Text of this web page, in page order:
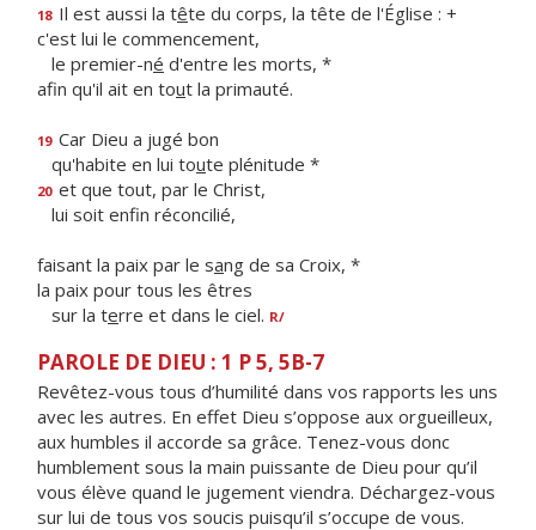
18 Il est aussi la tête du corps, la tête de l'Église : +
c'est lui le commencement,
le premier-né d'entre les morts, *
afin qu'il ait en tout la primauté.
19 Car Dieu a jugé bon
qu'habite en lui toute plénitude *
20 et que tout, par le Christ,
lui soit enfn réconcilié,
faisant la paix par le sang de sa Croix, *
la paix pour tous les êtres
sur la terre et dans le ciel. R/
PAROLE DE DIEU : 1 P 5, 5B-7
Revêtez-vous tous d’humilité dans vos rapports les uns
avec les autres. En effet Dieu s’oppose aux orgueilleux,
aux humbles il accorde sa grâce. Tenez-vous donc
humblement sous la main puissante de Dieu pour qu’il
vous élève quand le jugement viendra. Déchargez-vous
sur lui de tous vos soucis puisqu’il s’occupe de vous.